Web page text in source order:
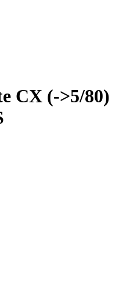
CX (->5/80)